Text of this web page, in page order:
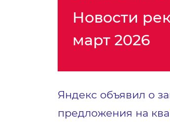
Новости
март 2026
Яндекс объявил о
предложения на